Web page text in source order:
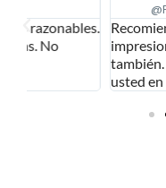
Recomiendo mucho
impresionantes y la
también. desde el
usted en caso de que